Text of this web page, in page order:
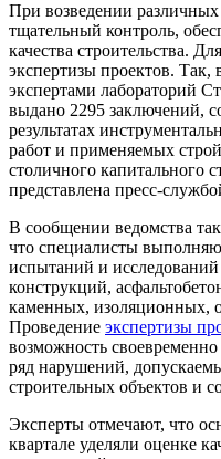
При возведении различных
тщательный контроль,
качества строительства.
экспертизы проектов. Так,
экспертами лабораторий
выдано 2295 заключений,
результатах
работ и применяемых
столичного капитального
представлена пресс-
В сообщении ведомства
что специалисты
испытаний и
конструкций,
каменных, изоляционных,
Проведение экспертизы
возможность
ряд нарушений,
строительных объектов и
Эксперты отмечают, что
квартале уделяли оценке